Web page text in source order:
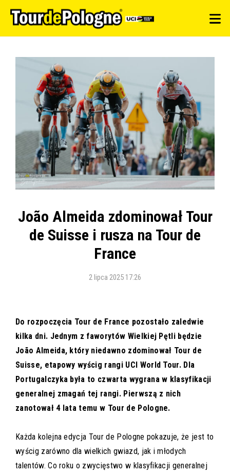
João Almeida zdominował Tour
de Suisse i rusza na Tour de
France
2 lipca 2025 17:26
Do rozpoczęcia Tour de France pozostało zaledwie
kilka dni. Jednym z faworytów Wielkiej Pętli będzie
João Almeida, który niedawno zdominował Tour de
Suisse, etapowy wyścig rangi UCI World Tour. Dla
Portugalczyka była to czwarta wygrana w klasyfikacji
generalnej zmagań tej rangi. Pierwszą z nich
zanotował 4 lata temu w Tour de Pologne.
Każda kolejna edycja Tour de Pologne pokazuje, że jest to
wyścig zarówno dla wielkich gwiazd, jak i młodych
talentów. Co roku o zwycięstwo w klasyfikacji generalnej